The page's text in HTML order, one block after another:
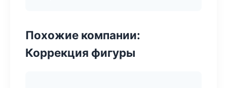
Похожие компании:
Коррекция фигуры